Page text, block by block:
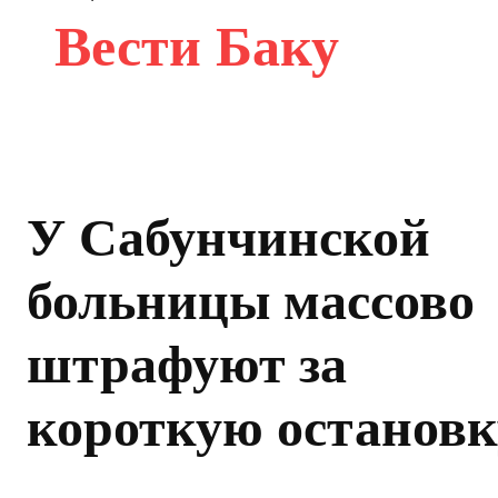
Вести Баку
У Сабунчинской
больницы массово
штрафуют за
короткую